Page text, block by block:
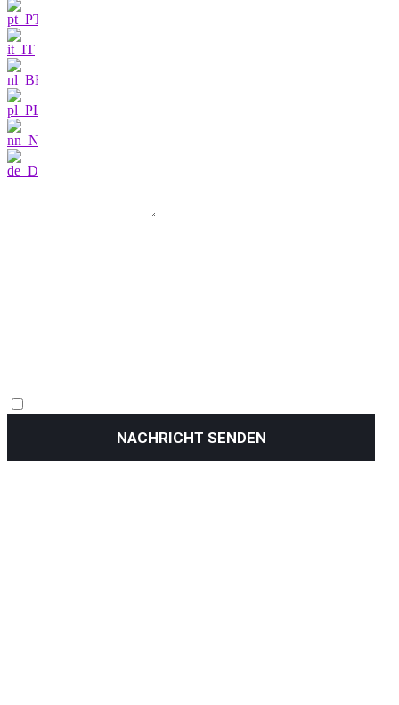
Kontakt
Ich bin sehr
interessiert
NACHRICHT SENDEN